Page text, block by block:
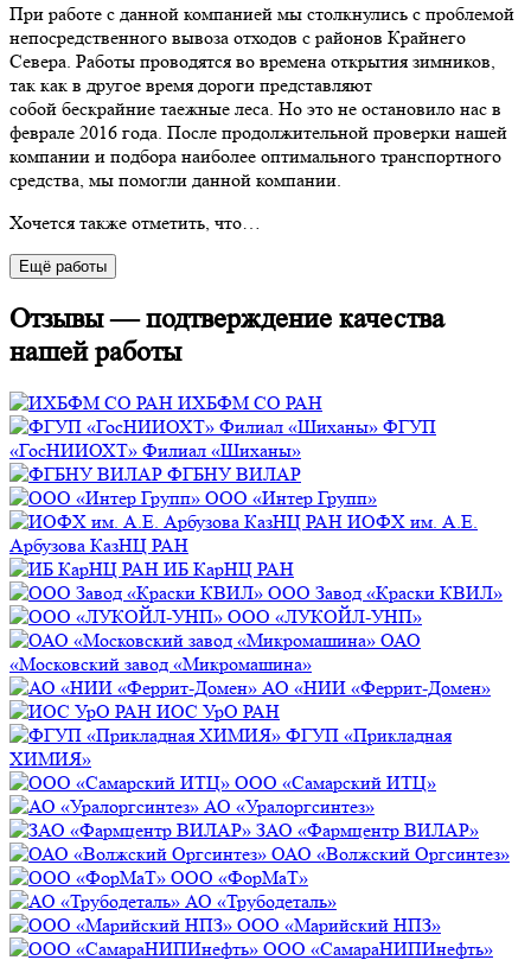
При работе с данной компанией мы столкнулись с проблемой
непосредственного вывоза отходов с районов Крайнего
Севера. Работы проводятся во времена открытия зимников,
так как в другое время дороги представляют
собой бескрайние таежные леса. Но это не остановило нас в
феврале 2016 года. После продолжительной проверки нашей
компании и подбора наиболее оптимального транспортного
средства, мы помогли данной компании.
Хочется также отметить, что…
Eщё работы
Отзывы — подтверждение качества
нашей работы
ИХБФМ СО РАН
ФГУП
«ГосНИИОХТ» Филиал «Шиханы»
ФГБНУ ВИЛАР
ООО «Интер Групп»
ИОФХ им. А.Е.
Арбузова КазНЦ РАН
ИБ КарНЦ РАН
ООО Завод «Краски КВИЛ»
ООО «ЛУКОЙЛ-УНП»
ОАО
«Московский завод «Микромашина»
АО «НИИ «Феррит-Домен»
ИОС УрО РАН
ФГУП «Прикладная
ХИМИЯ»
ООО «Самарский ИТЦ»
АО «Уралоргсинтез»
ЗАО «Фармцентр ВИЛАР»
ОАО «Волжский Оргсинтез»
ООО «ФорМаТ»
АО «Трубодеталь»
ООО «Марийский НПЗ»
ООО «СамараНИПИнефть»